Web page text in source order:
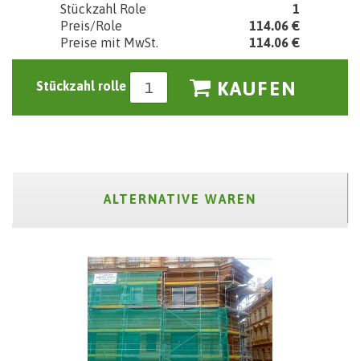
Stückzahl Role
1
Preis/Role
114.06 €
Preise mit MwSt.
114.06 €
Stückzahl rolle KAUFEN
ALTERNATIVE WAREN